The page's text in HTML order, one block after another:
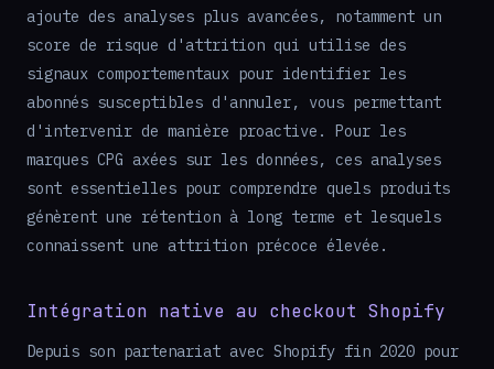
ajoute des analyses plus avancées, notamment un
score de risque d'attrition qui utilise des
signaux comportementaux pour identifier les
abonnés susceptibles d'annuler, vous permettant
d'intervenir de manière proactive. Pour les
marques CPG axées sur les données, ces analyses
sont essentielles pour comprendre quels produits
génèrent une rétention à long terme et lesquels
connaissent une attrition précoce élevée.
Intégration native au checkout Shopify
Depuis son partenariat avec Shopify fin 2020 pour